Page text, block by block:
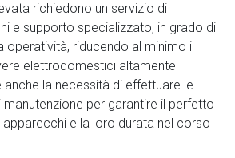
richiedono un servizio di
e supporto specializzato, in grado di
operatività, riducendo al minimo i
elettrodomestici altamente
anche la necessità di effettuare le
per garantire il perfetto
e la loro durata nel corso